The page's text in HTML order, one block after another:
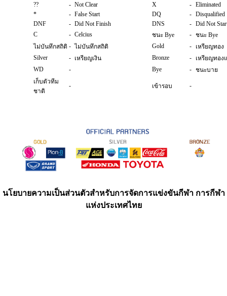
??
- Not Clear X -
Eliminated
*
- False Start DQ -
Disqualified
DNF
- Did Not Finish DNS -
Did Not
C
- Celcius ชนะ Bye -
ชนะ Bye
ไม่บันทึกสถิติ - ไม่บันทึกสถิติ Gold -
เหรียญทอง
Silver
- เหรียญเงิน Bronze -
เหรียญทอง
WD
- Bye -
ชนะบาย
เก็บตัวทีม
ชาติ
- เข้ารอบ -
นโยบายความเป็นส่วนตัวสำหรับการจัดการแข่งขันกีฬา การกีฬา
แห่งประเทศไทย